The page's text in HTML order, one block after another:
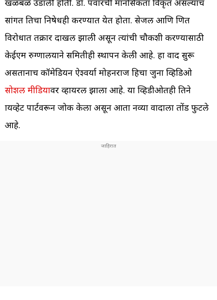
सांगत तिचा निषेधही करण्यात येत होता. सेजल आणि प्रणित
विरोधात तक्रार दाखल झाली असून त्यांची चौकशी करण्यासाठी
केईएम रुग्णालयाने समितीही स्थापन केली आहे. हा वाद सुरू
असतानाच कॉमेडियन ऐश्वर्या मोहनराज हिचा जुना व्हिडिओ
सोशल मीडियावर व्हायरल झाला आहे. या व्हिडीओतही तिने
प्रायव्हेट पार्टवरून जोक केला असून आता नव्या वादाला तोंड फुटले
आहे.